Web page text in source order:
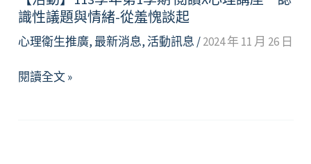
道
的
識性議題與情緒-從羞愧談起
心理衛生推廣, 最新消息, 活動訊息 /2024 年 11 月 26 日
【活
閱讀全文 »